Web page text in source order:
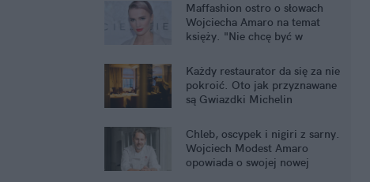
Maffashion ostro o słowach
Wojciecha Amaro na temat
księży. "Nie chcę być w
Każdy restaurator da się za nie
pokroić. Oto jak przyznawane
są Gwiazdki Michelin
Chleb, oscypek i nigiri z sarny.
Wojciech Modest Amaro
opowiada o swojej nowej